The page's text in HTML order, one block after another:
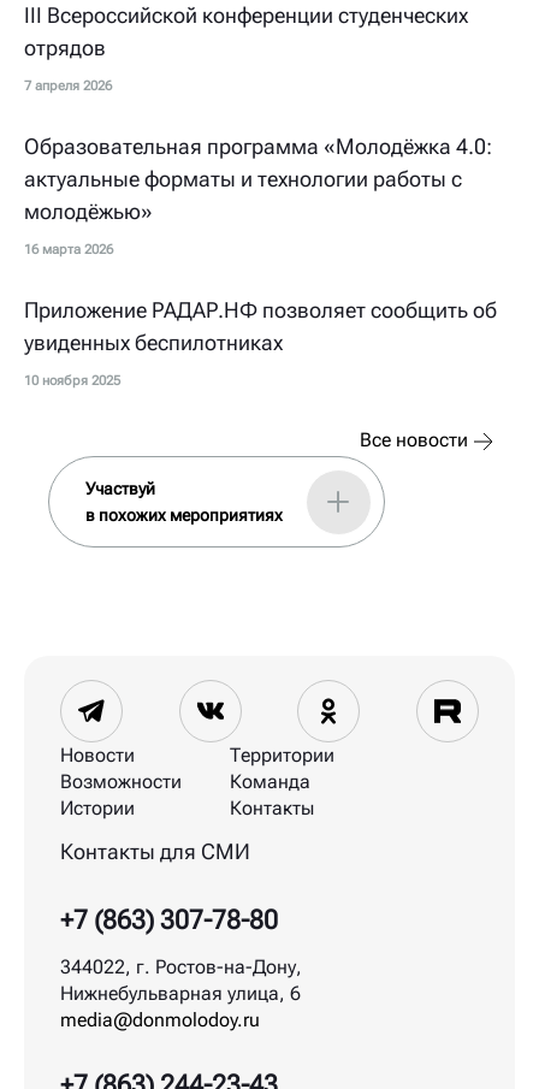
III Всероссийской конференции студенческих
отрядов
7 апреля 2026
Образовательная программа «Молодёжка 4.0:
актуальные форматы и технологии работы с
молодёжью»
16 марта 2026
Приложение РАДАР.НФ позволяет сообщить об
увиденных беспилотниках
10 ноября 2025
Все новости
Участвуй
в похожих мероприятиях
Контакты для СМИ
+7 (863) 307-78-80
344022, г. Ростов-на-Дону,
Нижнебульварная улица, 6
media@donmolodoy.ru
Новости
Возможности
Истории
Территории
Команда
Контакты